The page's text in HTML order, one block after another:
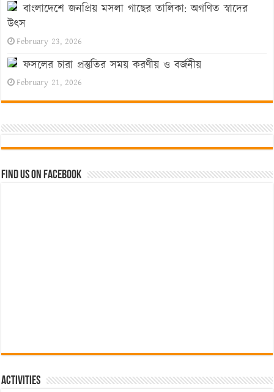
বাংলাদেশে জনপ্রিয় মসলা গাছের তালিকা: অগণিত স্বাদের
উৎস
February 23, 2026
ফসলের চারা প্রস্তুতির সময় করণীয় ও বর্জনীয়
February 21, 2026
Find us on Facebook
Activities